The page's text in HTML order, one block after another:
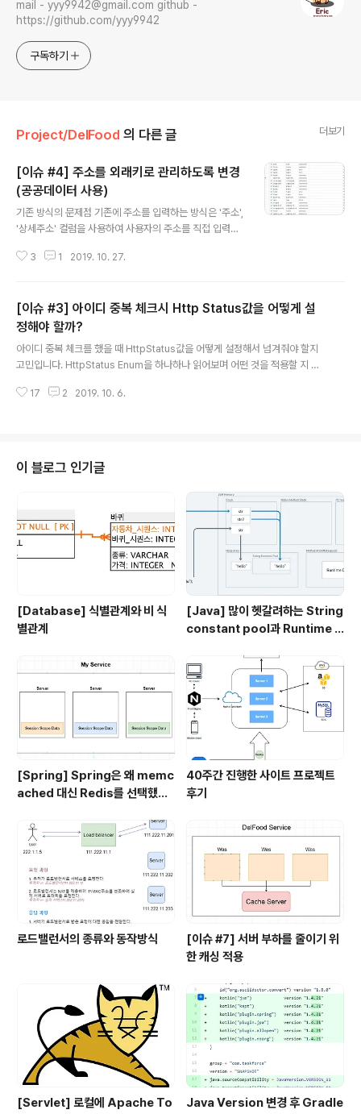
mail - yyy9942@gmail.com github -
https://github.com/yyy9942
구독하기
Project/DelFood 의 다른 글 더보기
[이슈 #4] 주소를 외래키로 관리하도록 변경
(공공데이터 사용)
기존 방식의 문제점 기존에 주소를 입력하는 방식은 '주소',
'상세주소' 컬럼을 사용하여 사용자의 주소를 직접 입력받
관리하기도 어렵고, 주소 체계를 변경한다면 모든 테이블
Schema 위 방식과 같이 주소를 직접 입력하도록 한다면,
주소를 이용한 좌표 검색, 입력한 주소 별 정렬 등 주소 관
리가 어려울 것이라 생각됩니다. 또한 도로명주소와 지번
주소의 관리도 어렵게 되어 테이블의 변경이 필요하다고
판단하였습니다. 1. 주소 정보를 공공데이터에서 가져오기
'공공데이터포털'에서는 도로명주소, 지번주소, 좌표 등의
3 1 2019. 10. 27.
[이슈 #3] 아이디 중복 체크시 Http Status값을 어떻게 설
정해야 할까?
아이디 중복 체크를 했을 때 HttpStatus값을 어떻게 설정해서 넘겨줘야 할지
고민입니다. HttpStatus Enum을 하나하나 읽어보며 어떤 것을 적용할 지 고
를 진행한다. * 아이디 중복체크는 회원가입 아이디 입력 후, 회원가입 요청시
* @param id * @return */ @GetMapping("idCheck/{id}") public R
esponseEntity idCheck(..
17 2 2019. 10. 6.
이 블로그 인기글
[Database] 식별관계와 비 식
별관계
[Java] 많이 헷갈려하는 String
constant pool과 Runtime C
nstant pool
[Spring] Spring은 왜 memc
ached 대신 Redis를 선택했을
40주간 진행한 사이트 프로젝트
후기
로드밸런서의 종류와 동작방식
[이슈 #7] 서버 부하를 줄이기 위
한 캐싱 적용
[Servlet] 로컬에 Apache To
Java Version 변경 후 Gradle